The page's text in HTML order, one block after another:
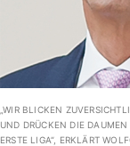
„WIR BLICKEN
UND DRÜCKEN DIE
ERSTE LIGA“, ERKLÄRT